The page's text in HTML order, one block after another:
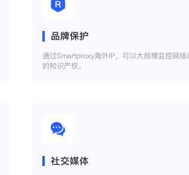
品牌保护
通过Smartproxy海外IP，可以大规模监控网络
的知识产权。
社交媒体